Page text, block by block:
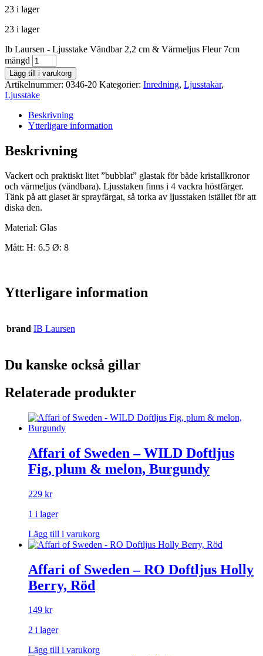
23 i lager
23 i lager
Ib Laursen - Ljusstake Vändbar 2,2 cm & Värmeljus Fleur 7cm
mängd
Lägg till i varukorg
Artikelnummer: 0346-20 Kategorier: Inredning, Ljusstakar,
Ljusstake
Beskrivning
Ytterligare information
Beskrivning
Vackert och praktiskt litet ”bubblat” glastak för både kristallkronor
och värmeljus (vändbara). Ljusstaken finns i 4 vackra höstfärger.
Tänk på att glaset är sprayfärgat, så torka av ljusstaken istället för att
diska den.
Material: Glas
Mått: H: 6.5 Ø: 8
Ytterligare information
brand IB Laursen
Du kanske också gillar
Relaterade produkter
Affari of Sweden – WILD Doftljus
Fig, plum & melon, Burgundy
229 kr
1 i lager
Lägg till i varukorg
Affari of Sweden – RO Doftljus Holly
Berry, Röd
149 kr
2 i lager
Lägg till i varukorg